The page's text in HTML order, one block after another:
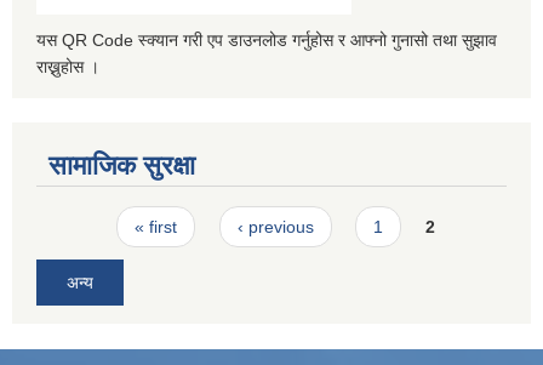
यस QR Code स्क्यान गरी एप डाउनलोड गर्नुहोस र आफ्नो गुनासो तथा सुझाव
राख्नुहोस ।
सामाजिक सुरक्षा
Pages« first ‹ previous 1 2
अन्य